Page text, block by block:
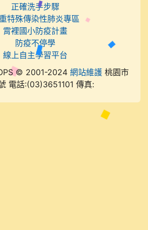
正確洗手步驟
特殊傳染性肺炎專區
霄裡國小防疫計畫
防疫不停學
線上自主學習平台
© 2001-2024 網站維護 桃園市
電話:(03)3651101 傳真: